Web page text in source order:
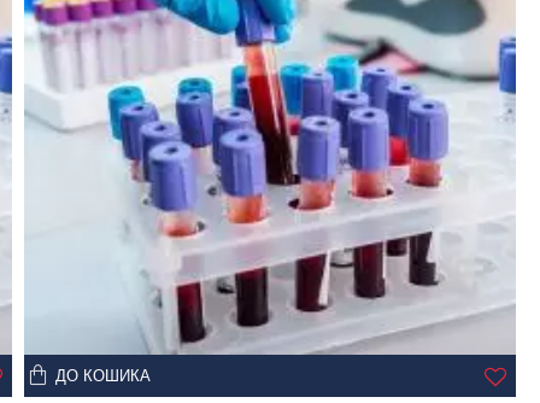
ДО КОШИКА